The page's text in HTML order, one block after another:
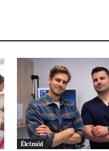
Életmód